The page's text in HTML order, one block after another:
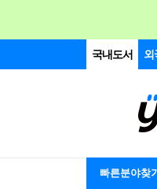
국내도서 외
빠른분야찾기